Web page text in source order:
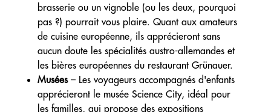
brasserie ou un vignoble (ou les deux, pourquoi
pas ?) pourrait vous plaire. Quant aux amateurs
de cuisine européenne, ils apprécieront sans
aucun doute les spécialités austro-allemandes et
les bières européennes du restaurant Grünauer.
Musées– Les voyageurs accompagnés d'enfants
apprécieront le musée Science City, idéal pour
les familles, qui propose des expositions